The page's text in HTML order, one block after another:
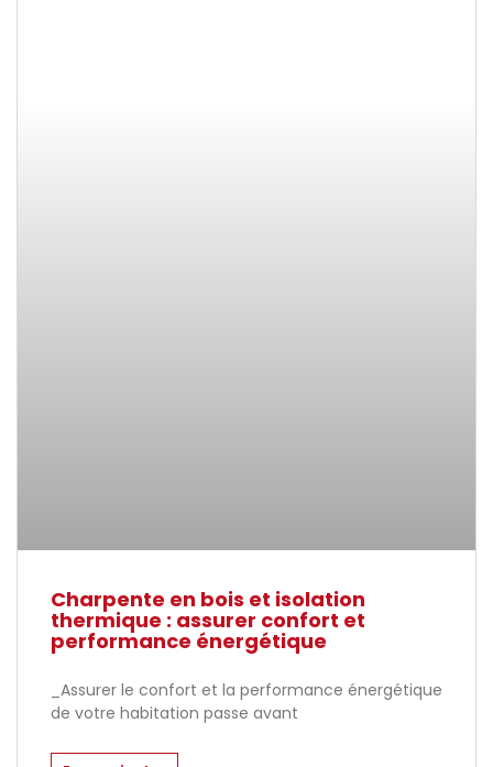
Charpente en bois et isolation
thermique : assurer confort et
performance énergétique
_Assurer le confort et la performance énergétique
de votre habitation passe avant